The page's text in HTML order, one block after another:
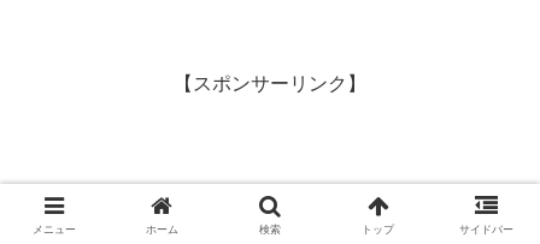
【スポンサーリンク】
メニュー ホーム 検索 トップ サイドバー